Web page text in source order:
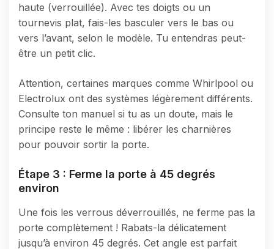
haute (verrouillée). Avec tes doigts ou un
tournevis plat, fais-les basculer vers le bas ou
vers l’avant, selon le modèle. Tu entendras peut-
être un petit clic.
Attention, certaines marques comme Whirlpool ou
Electrolux ont des systèmes légèrement différents.
Consulte ton manuel si tu as un doute, mais le
principe reste le même : libérer les charnières
pour pouvoir sortir la porte.
Étape 3 : Ferme la porte à 45 degrés
environ
Une fois les verrous déverrouillés, ne ferme pas la
porte complètement ! Rabats-la délicatement
jusqu’à environ 45 degrés. Cet angle est parfait